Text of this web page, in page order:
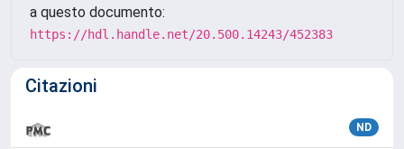
a questo documento:
https://hdl.handle.net/20.500.14243/452383
Citazioni
ND